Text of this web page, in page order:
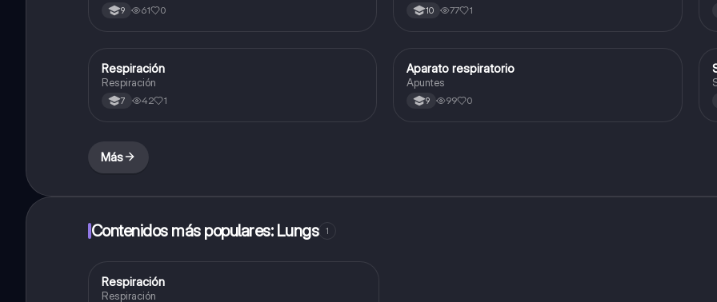
9 61 0 10 77 1
Biologia
Respiración
Respiración
7 42 1
Biologia
Aparato respiratorio
Apuntes
9 99 0
Más
Contenidos más populares: Lungs 1
Biologia
Respiración
Respiración